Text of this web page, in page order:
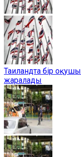
Таиландта бір
жаралады